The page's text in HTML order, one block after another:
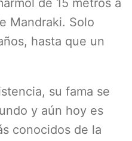
de 15 metros a
Mandraki. Solo
hasta que un
su fama se
y aún hoy es
conocidos de la